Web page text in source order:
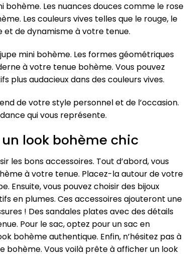
Les nuances douces comme le rose
Les couleurs vives telles que le rouge, le
et de dynamisme à votre tenue.
mini bohème. Les formes géométriques
à votre tenue bohème. Vous pouvez
plus audacieux dans des couleurs vives.
de votre style personnel et de l’occasion.
qui vous représente.
look bohème chic
les bons accessoires. Tout d’abord, vous
à votre tenue. Placez-la autour de votre
Ensuite, vous pouvez choisir des bijoux
en plumes. Ces accessoires ajouteront une
! Des sandales plates avec des détails
Pour le sac, optez pour un sac en
bohème authentique. Enfin, n’hésitez pas à
bohème. Vous voilà prête à afficher un look